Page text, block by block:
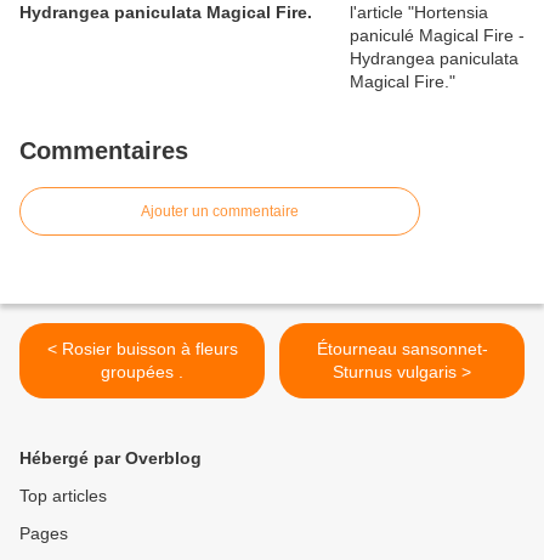
Hydrangea paniculata Magical Fire.
Commentaires
Ajouter un commentaire
< Rosier buisson à fleurs
groupées .
Étourneau sansonnet-
Sturnus vulgaris >
Hébergé par Overblog
Top articles
Pages